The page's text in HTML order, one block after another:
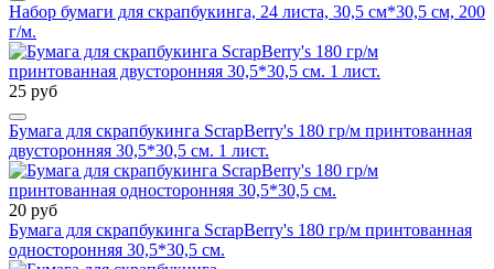
Набор бумаги для скрапбукинга, 24 листа, 30,5 см*30,5 см, 200
г/м.
25 руб
Бумага для скрапбукинга ScrapBerry's 180 гр/м принтованная
двусторонняя 30,5*30,5 см. 1 лист.
20 руб
Бумага для скрапбукинга ScrapBerry's 180 гр/м принтованная
односторонняя 30,5*30,5 см.